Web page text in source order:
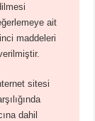
ait
maddeleri
sitesi
dahil